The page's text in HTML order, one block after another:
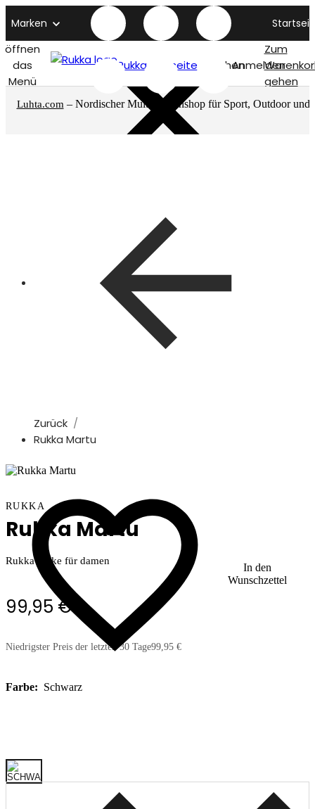
Marken
öffnen
das
Menü
Rukka titelseite SuchenAnmelden
Zum
gehen
Luhta.com – Nordischer Multimarkenshop für Sport, Outdoor und
Zurück
Rukka Martu
In den
Wunschzettel
RUKKA
Rukka Martu
Rukka Jacke für damen
99,95 €
Niedrigster Preis der letzten 30 Tage99,95 €
Farbe: Schwarz